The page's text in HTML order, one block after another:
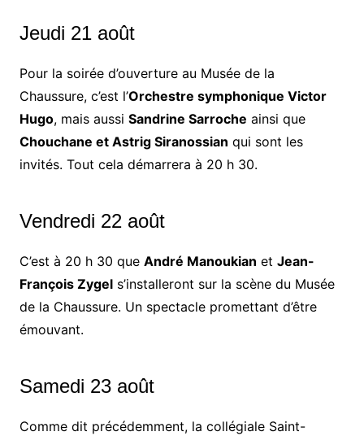
Jeudi 21 août
Pour la soirée d’ouverture au Musée de la
Chaussure, c’est l’Orchestre symphonique Victor
Hugo, mais aussi Sandrine Sarroche ainsi que
Chouchane et Astrig Siranossian qui sont les
invités. Tout cela démarrera à 20 h 30.
Vendredi 22 août
C’est à 20 h 30 que André Manoukian et Jean-
François Zygels’installeront sur la scène du Musée
de la Chaussure. Un spectacle promettant d’être
émouvant.
Samedi 23 août
Comme dit précédemment, la collégiale Saint-